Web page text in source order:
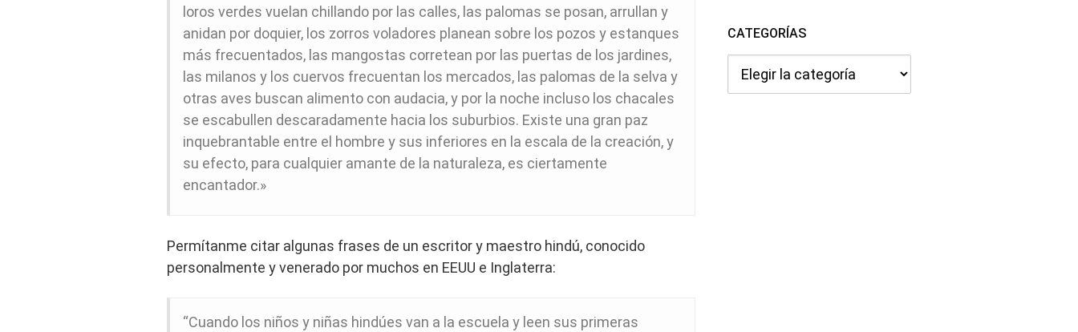
loros verdes vuelan chillando por las calles, las palomas se posan, arrullan y
anidan por doquier, los zorros voladores planean sobre los pozos y estanques
más frecuentados, las mangostas corretean por las puertas de los jardines,
las milanos y los cuervos frecuentan los mercados, las palomas de la selva y
otras aves buscan alimento con audacia, y por la noche incluso los chacales
se escabullen descaradamente hacia los suburbios. Existe una gran paz
inquebrantable entre el hombre y sus inferiores en la escala de la creación, y
su efecto, para cualquier amante de la naturaleza, es ciertamente
encantador.»
Permítanme citar algunas frases de un escritor y maestro hindú, conocido
personalmente y venerado por muchos en EEUU e Inglaterra:
“Cuando los niños y niñas hindúes van a la escuela y leen sus primeras
CATEGORÍAS